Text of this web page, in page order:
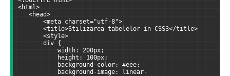
<html>
<head>
<meta charset="utf-8">
<title>Stilizarea tabelelor în CSS3</title>
<style>
div {
width: 200px;
height: 100px;
background-color: #eee;
background-image: linear-